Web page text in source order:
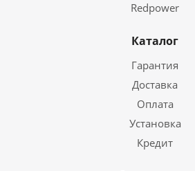
Redpower
Каталог
Гарантия
Доставка
Оплата
Установка
Кредит